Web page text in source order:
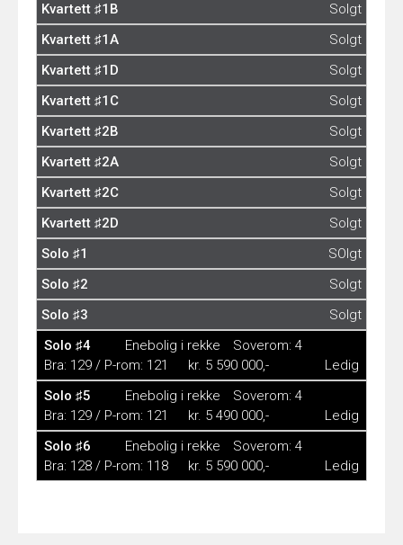
Kvartett ♯1B
Solgt
Kvartett ♯1A
Solgt
Kvartett ♯1D
Solgt
Kvartett ♯1C
Solgt
Kvartett ♯2B
Solgt
Kvartett ♯2A
Solgt
Kvartett ♯2C
Solgt
Kvartett ♯2D
Solgt
Solo ♯1
SOlgt
Solo ♯2
Solgt
Solo ♯3
Solgt
Solo ♯4
Enebolig i rekke
Soverom: 4
Bra: 129 / P-rom: 121
kr. 5 590 000,-
Ledig
Solo ♯5
Enebolig i rekke
Soverom: 4
Bra: 129 / P-rom: 121
kr. 5 490 000,-
Ledig
Solo ♯6
Enebolig i rekke
Soverom: 4
Bra: 128 / P-rom: 118
kr. 5 590 000,- Ledig